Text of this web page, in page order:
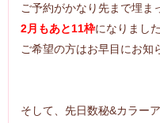
ご予約がかなり先まで埋ま
2月もあと11枠になりまし
ご希望の方はお早目にお
そして、先日数秘&カラー